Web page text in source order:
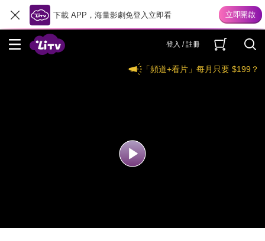
下載 APP，海量影劇免登入立即看
登入 / 註冊
「頻道+看片」每月只要 $199？